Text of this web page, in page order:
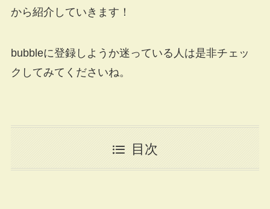
から紹介していきます！
bubbleに登録しようか迷っている人は是非チェッ
クしてみてくださいね。
目次